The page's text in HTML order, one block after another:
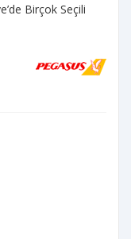
Birçok Seçili